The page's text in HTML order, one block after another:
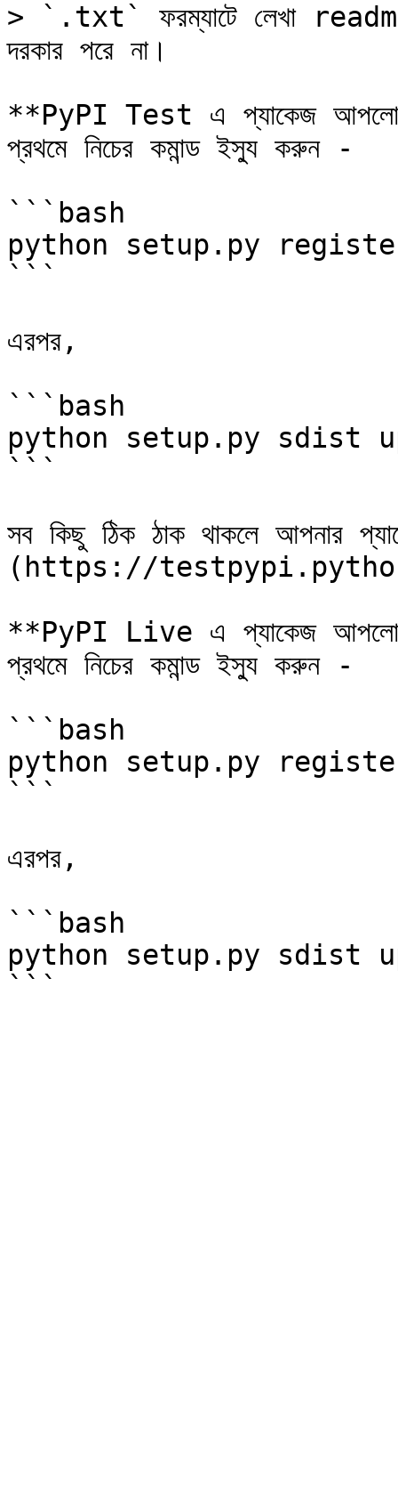
> `.txt` ফরম্যাটে লেখা
দরকার পরে না।
**PyPI Test এ প্যাকেজ
প্রথমে নিচের কমান্ড ইস্যু করুন -
```bash
python setup.py
```
এরপর,
```bash
python setup.py sdist
```
সব কিছু ঠিক ঠাক থাকলে
(https://
**PyPI Live এ প্যাকেজ
প্রথমে নিচের কমান্ড ইস্যু করুন -
```bash
python setup.py
```
এরপর,
```bash
python setup.py sdist